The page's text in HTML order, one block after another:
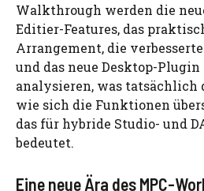
Walkthrough werden die
Editier-Features, das
Arrangement, die
und das neue Desktop-
analysieren, was
wie sich die Funktionen
das für hybride Studio- und
bedeutet.
Eine neue Ära des MPC-